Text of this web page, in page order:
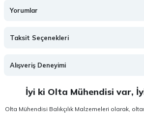
Yorumlar
Taksit Seçenekleri
Alışveriş Deneyimi
İyi ki Olta Mühendisi var,
Olta Mühendisi Balıkçılık Malzemeleri olarak,